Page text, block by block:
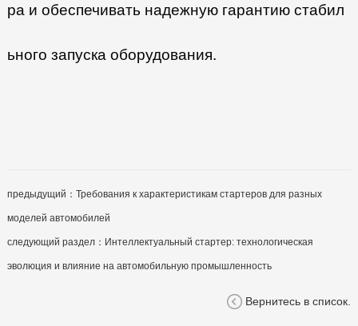
ра и обеспечивать надежную гарантию стабил
ьного запуска оборудования.
предыдущий： Требования к характеристикам стартеров для разных
моделей автомобилей
следующий раздел： Интеллектуальный стартер: технологическая
эволюция и влияние на автомобильную промышленность
Вернитесь в список.